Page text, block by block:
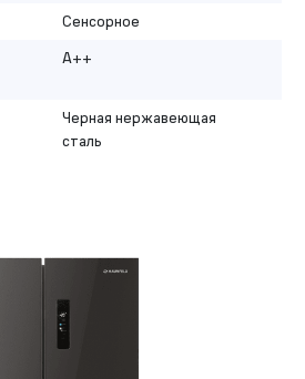
Сенсорное
A++
Черная нержавеющая
сталь